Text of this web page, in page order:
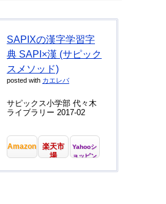
SAPIXの漢字学習字
典 SAPI×漢 (サピック
スメソッド)
posted with カエレバ
サピックス小学部 代々木
ライブラリー 2017-02
Amazon
楽天市
場
Yahooシ
ョッピン